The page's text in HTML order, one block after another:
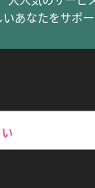
あなたをサポー